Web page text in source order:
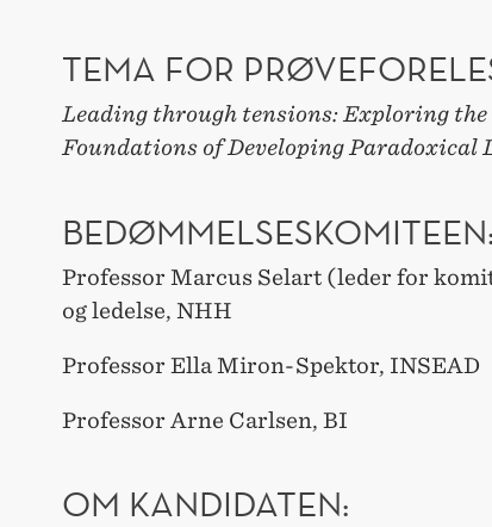
TEMA FOR
Leading through tensions: Exploring
Foundations of Developing Paradoxical
BEDØMMELSESKOMITEEN:
Professor Marcus Selart (leder for
og ledelse, NHH
Professor Ella Miron-Spektor, INSEAD
Professor Arne Carlsen, BI
OM KANDIDATEN: